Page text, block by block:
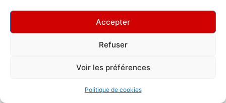
Accepter
Refuser
Voir les préférences
Politique de cookies